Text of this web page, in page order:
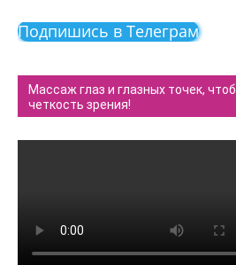
Подпишись в Телеграм
Массаж глаз и глазных точек,
четкость зрения!